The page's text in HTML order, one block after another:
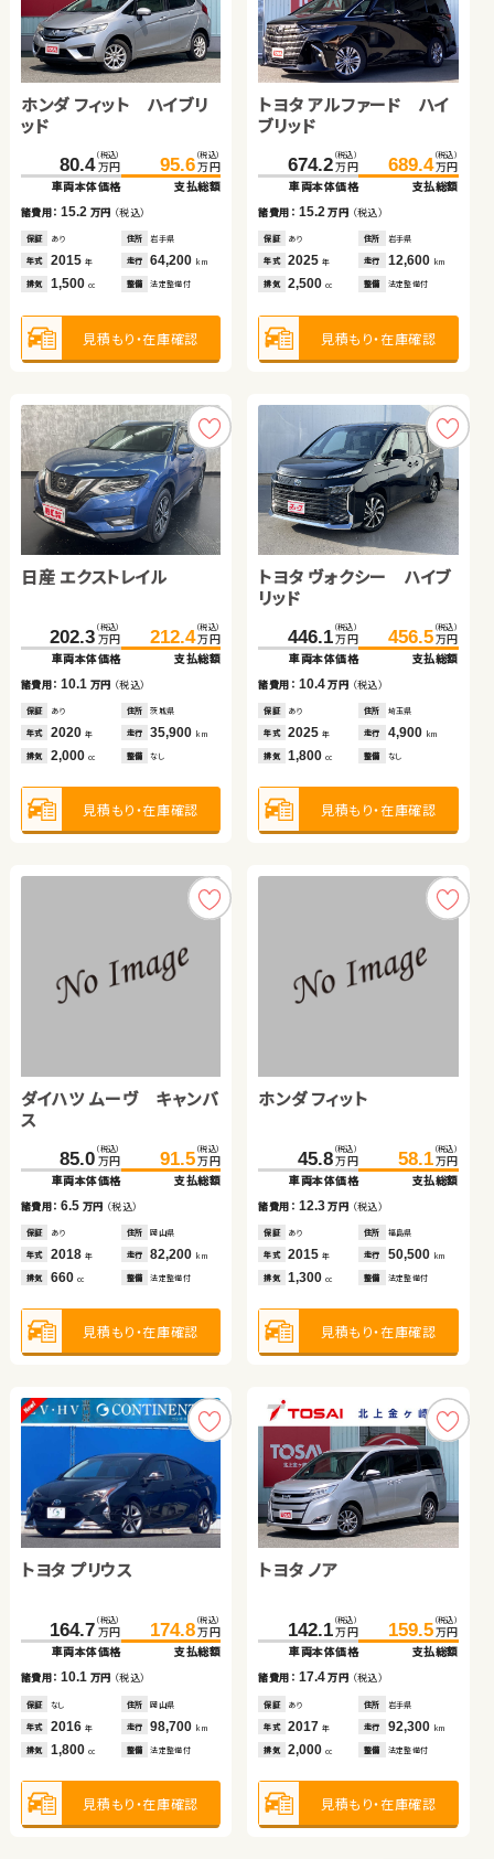
ホンダ フィット ハイブリ
ッド
80.4（税込）
万円
車両本体価格
95.6 （税込）
万円
支払総額
諸費用：15.2 万円 （税込）
保証 あり 住所 岩手県
年式 2015 年 走行 64,200 km
排気 1,500 cc 整備 法定整備付
見積もり・在庫確認
トヨタ アルファード ハイ
ブリッド
674.2 （税込）
万円
車両本体価格
689.4 （税込）
万円
支払総額
諸費用： 15.2万円 （税込）
保証 あり 住所 岩手県
年式 2025年 走行 12,600 km
排気 2,500cc 整備 法定整備付
見積もり・在庫確認
日産 エクストレイル
202.3 （税込）
万円
車両本体価格
212.4（税込）
万円
支払総額
諸費用：10.1 万円 （税込）
保証 あり 住所 茨城県
年式 2020 年 走行 35,900 km
排気 2,000 cc 整備 なし
見積もり・在庫確認
トヨタ ヴォクシー ハイブ
リッド
446.1 （税込）
万円
車両本体価格
456.5 （税込）
万円
支払総額
諸費用： 10.4万円 （税込）
保証 あり 住所 埼玉県
年式 2025年 走行 4,900 km
排気 1,800cc 整備 なし
見積もり・在庫確認
ダイハツ ムーヴ キャンバ
ス
85.0 （税込）
万円
車両本体価格
91.5 （税込）
万円
支払総額
諸費用：6.5 万円 （税込）
保証 あり 住所 岡山県
年式 2018 年 走行 82,200 km
排気 660 cc 整備 法定整備付
見積もり・在庫確認
ホンダ フィット
45.8 （税込）
万円
車両本体価格
58.1 （税込）
万円
支払総額
諸費用： 12.3万円 （税込）
保証 あり 住所 福島県
年式 2015年 走行 50,500 km
排気 1,300cc 整備 法定整備付
見積もり・在庫確認
トヨタ プリウス
164.7 （税込）
万円
車両本体価格
174.8 （税込）
万円
支払総額
諸費用：10.1 万円 （税込）
保証 なし 住所 岡山県
年式 2016 年 走行 98,700 km
排気 1,800 cc 整備 法定整備付
見積もり・在庫確認
トヨタ ノア
142.1 （税込）
万円
車両本体価格
159.5 （税込）
万円
支払総額
諸費用： 17.4万円 （税込）
保証 あり 住所 岩手県
年式 2017年 走行 92,300 km
排気 2,000cc 整備 法定整備付
見積もり・在庫確認
トヨタ ノア
307.7（税込）
万円
322.0 （税込）
万円
諸費用：14.3万円（税込）
なし 岡山県
年式 2022年 走行
排気 2,000 整備 法定整備付
見積もり・在庫確認
日産 セレナ
18.3 （税込）
万円
車両本体価格
29.8（税込）
万円
諸費用：11.5万円（税込）
あり
年式 2009年 走行
排気 2,000 整備 法定整備付
見積もり・在庫確認
トヨタ プリウス
180.1（税込）
万円
190.0
諸費用：9.9 万円（税込）
なし 福島県
年式 2017 年 走行
排気 1,800 整備 なし
見積もり・在庫確認
ホンダ フリード＋ ハイブ
リッド
213.0 （税込）
万円
車両本体価格
218.0 （税込）
万円
支払総額
諸費用： 5.0万円（税込）
保証 あり 住所 宮城県
年式 2023年 走行 63,900km
排気 1,500cc 整備 法定整備付
見積もり・在庫確認
116.5（税込）
万円
124.4（税込）
万円
諸費用：7.9 万円（税込）
なし 福島県
年式 2022年 走行
排気 660 整備 なし
見積もり・在庫確認
174.7（税込）
万円
6.3 万円（税込）
なし
年式 2025年 走行
排気 660 整備 法定整備付
見積もり・在庫確認
トヨタ ルーミー
134.7（税込）
万円
諸費用：14.1万円（税込）
あり 北海道
年式 2017年 走行
排気 1,000 整備 法定整備付
見積もり・在庫確認
トヨタ アクア
132.3 （税込）
諸費用：10.1 万円（税込）
なし
年式 2019年 走行
排気 1,500 整備 なし
見積もり・在庫確認
スズキ スイフト
142.3（税込）
万円
151.4 （税込）
万円
諸費用：9.1 万円（税込）
あり 茨城県
年式 2018年 走行
排気 1,000 整備 なし
見積もり・在庫確認
トヨタ ヴェルファイア
242.7 （税込）
万円
車両本体価格
255.7（税込）
万円
諸費用：13.0万円（税込）
あり
年式 2016年 走行
排気 2,500 整備 法定整備付
見積もり・在庫確認
日産 エクストレイル
147.8（税込）
万円
159.8
諸費用：12.0万円（税込）
あり 埼玉県
年式 2018 年 走行
排気 2,000 整備 法定整備付
見積もり・在庫確認
トヨタ ヴェルファイア
143.8（税込）
万円
車両本体価格
154.9（税込）
万円
諸費用：11.1万円（税込）
なし
年式 2013年 走行
排気 2,400 整備 なし
見積もり・在庫確認
194.1（税込）
万円
198.9（税込）
万円
諸費用：4.8 万円（税込）
あり 千葉県
年式 2019年 走行
排気 660 整備 法定整備付
見積もり・在庫確認
トヨタ ヴォクシー ハイブ
車両本体価格
支払総額
諸費用：13.9 万円（税込）
2023 年 12,600 km
1,800cc
見積もり・在庫確認
スバル フォレスター ハイ
ブリッド
206.1（税込）
万円
諸費用：13.8万円（税込）
あり 岩手県
年式 2018年 走行
排気 2,000 整備 法定整備付
見積もり・在庫確認
ダイハツ タント
72.7 （税込）
諸費用：5.2 万円（税込）
なし
年式 2015年 走行
排気 660 整備 法定整備付
見積もり・在庫確認